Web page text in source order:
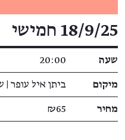
פרטי האירוע
18/9/25 חמישי
שעה 20:00
מיקום ביתן איל עופר |
מחיר ₪65